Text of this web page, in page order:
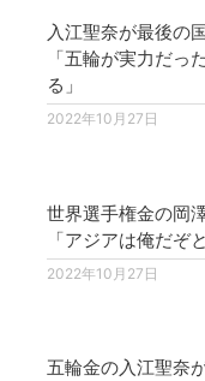
入江聖奈が最後の
「五輪が実力だっ
る」
2022年10月27日
世界選手権金の岡
「アジアは俺だぞ
2022年10月27日
五輪金の入江聖奈